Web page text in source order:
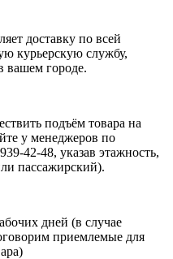
доставку по всей
курьерскую службу,
вашем городе.
подъём товара на
у менеджеров по
42-48, указав этажность,
пассажирский).
дней (в случае
приемлемые для